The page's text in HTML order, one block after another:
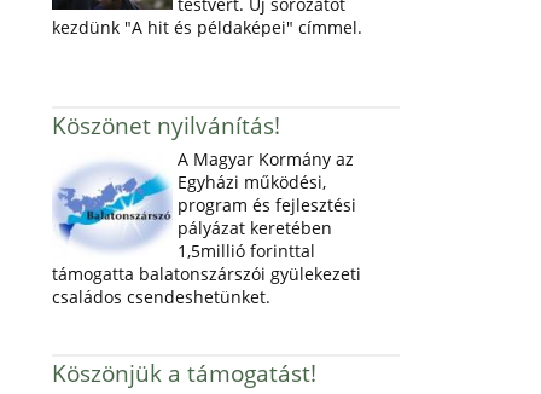
kezdünk "A hit és példaképei" címmel.
Köszönet nyilvánítás!
A Magyar Kormány az
Egyházi működési,
program és fejlesztési
pályázat keretében
1,5millió forinttal
támogatta balatonszárszói gyülekezeti
családos csendeshetünket.
Köszönjük a támogatást!